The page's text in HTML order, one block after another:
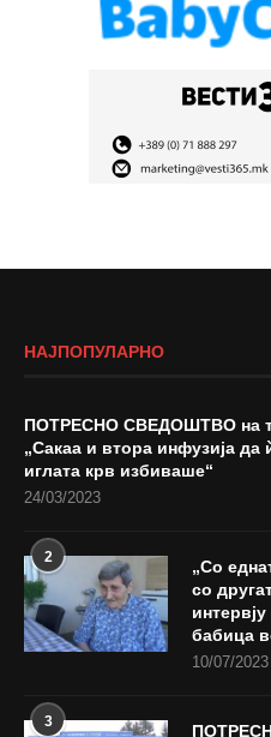
НАЈПОПУЛАРНО
ПОТРЕСНО СВЕДОШТВО на
„Сакаа и втора инфузија да
иглата крв избиваше“
24/03/2023
2
„Со
со
бабица
10/07/2023
3